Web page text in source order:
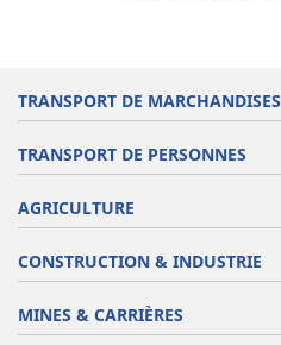
TRANSPORT DE MARCHANDISES
TRANSPORT DE PERSONNES
AGRICULTURE
CONSTRUCTION & INDUSTRIE
MINES & CARRIÈRES